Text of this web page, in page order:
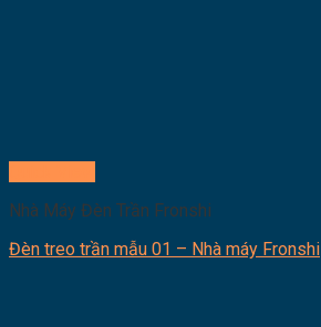
Nhà Máy Đèn Trần Fronshi
Đèn treo trần mẫu 01 – Nhà máy Fronshi